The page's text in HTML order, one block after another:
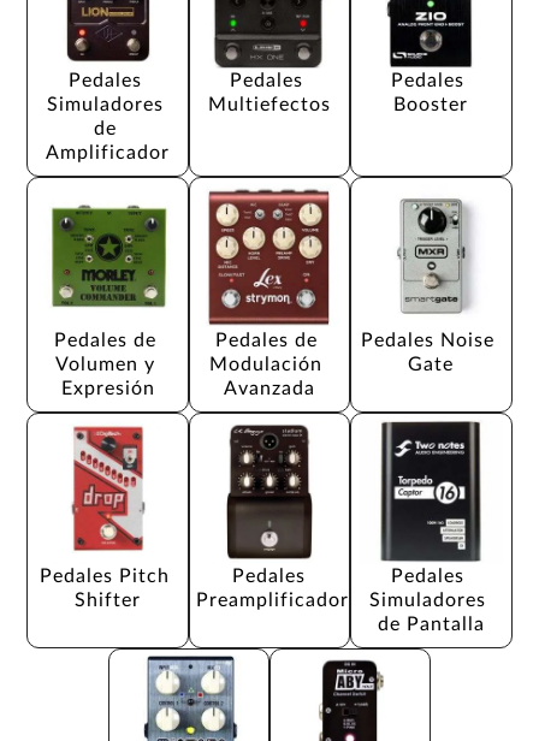
Pedales
Simuladores
de
Amplificador
Pedales
Multiefectos
Pedales
Booster
Pedales de
Volumen y
Expresión
Pedales de
Modulación
Avanzada
Pedales Noise
Gate
Pedales Pitch
Shifter
Pedales
Preamplificador
Pedales
Simuladores
de Pantalla